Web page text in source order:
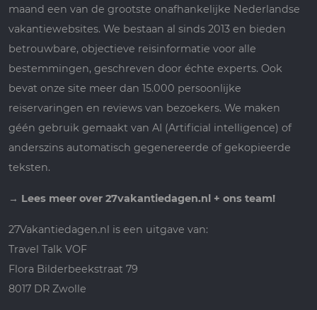
maand een van de grootste onafhankelijke Nederlandse
vakantiewebsites. We bestaan al sinds 2013 en bieden
betrouwbare, objectieve reisinformatie voor alle
bestemmingen, geschreven door échte experts. Ook
bevat onze site meer dan 15.000 persoonlijke
reiservaringen en reviews van bezoekers. We maken
géén gebruik gemaakt van AI (Artificial intelligence) of
anderszins automatisch gegenereerde of gekopieerde
teksten.
→ Lees meer over 27vakantiedagen.nl + ons team!
27Vakantiedagen.nl is een uitgave van:
Travel Talk VOF
Flora Bilderbeekstraat 79
8017 DR Zwolle